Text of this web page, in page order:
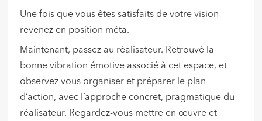
Une fois que vous êtes satisfaits de votre vision
revenez en position méta.
Maintenant, passez au réalisateur. Retrouvé la
bonne vibration émotive associé à cet espace, et
observez vous organiser et préparer le plan
d’action, avec l’approche concret, pragmatique du
réalisateur. Regardez-vous mettre en œuvre et